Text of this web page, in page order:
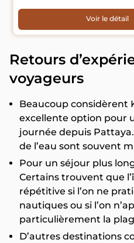
Voir le détail
Retours
voyageurs
Beaucoup considèrent
excellente option pour
journée depuis
de l’eau sont souvent
Pour un séjour plus
Certains trouvent que
répétitive si l’on ne
nautiques ou si l’on
particulièrement la
D’autres destinations